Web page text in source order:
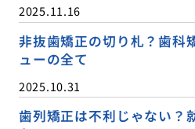
2025.11.16
非抜歯矯正の切り札？歯科
ューの全て
2025.10.31
歯列矯正は不利じゃない？